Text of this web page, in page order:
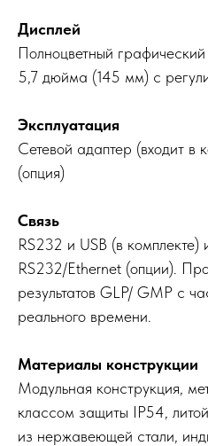
Дисплей
Полноцветный
5,7 дюйма (145 мм) с
Эксплуатация
Сетевой адаптер (входит в
(опция)
Связь
RS232 и USB (в комплекте)
RS232/Ethernet (опции).
результатов GLP/ GMP с
реального времени.
Материалы конструкции
Модульная конструкция,
классом защиты IP54,
из нержавеющей стали,